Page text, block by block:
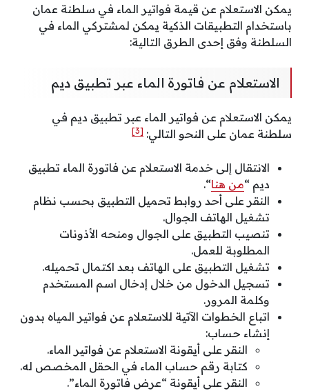
يمكن الاستعلام عن قيمة فواتير الماء في سلطنة عمان
باستخدام التطبيقات الذكية يمكن لمشتركي الماء في
السلطنة وفق إحدى الطرق التالية:
الاستعلام عن فاتورة الماء عبر تطبيق ديم
يمكن الاستعلام عن فواتير الماء عبر تطبيق ديم في
سلطنة عمان على النحو التالي: [3]
الانتقال إلى خدمة الاستعلام عن فاتورة الماء تطبيق
ديم “من هنا“.
النقر على أحد روابط تحميل التطبيق بحسب نظام
تشغيل الهاتف الجوال.
تنصيب التطبيق على الجوال ومنحه الأذونات
المطلوبة للعمل.
تشغيل التطبيق على الهاتف بعد اكتمال تحميله.
تسجيل الدخول من خلال إدخال اسم المستخدم
وكلمة المرور.
اتباع الخطوات الآتية للاستعلام عن فواتير المياه بدون
إنشاء حساب:
النقر على أيقونة الاستعلام عن فواتير الماء.
كتابة رقم حساب الماء في الحقل المخصص له.
النقر على أيقونة “عرض فاتورة الماء”.